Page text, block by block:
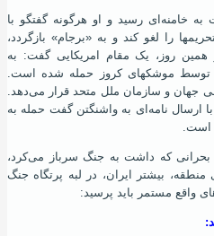
نوبت به خامنه‌ای رسید و او هرگونه گفتگو با
را لغو کند و به «برجام» بازگردد،
را بازیابد. در همین روز، یک مقام امریکایی گفت: به
توسط موشکهای کروز حمله شده‌ است.
جهان و سازمان ملل متحد قرار می‌دهد.
«ایران»، با ارسال نامه‌ای به واشنگتن گفت حمله به
‌است.
بحرانی که داشت به جنگ سرباز می‌کرد،
بیشتر ایران، در لبه پرتگاه جنگ
واقع مستمر باید پرسید: